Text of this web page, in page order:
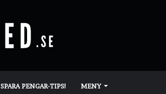
SPARA PENGAR-TIPS! MENY